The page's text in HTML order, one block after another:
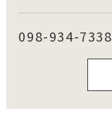
098-934-7338